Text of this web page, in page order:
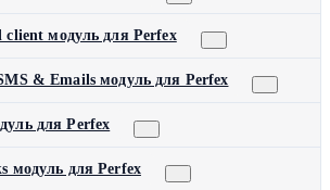
client модуль для Perfex
& Emails модуль для Perfex
для Perfex
модуль для Perfex